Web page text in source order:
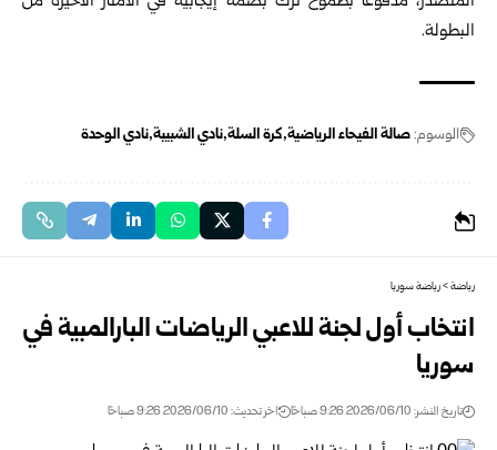
البطولة.
الوسوم:صالة الفيحاء الرياضية كرة السلة نادي الشبيبة نادي الوحدة
رياضة>رياضة سوريا
انتخاب أول لجنة للاعبي الرياضات البارالمبية في
سوريا ‏
تاريخ النشر: 2026/06/10 9:26 صباحًا اخر تحديث: 2026/06/10 9:26 صباحًا